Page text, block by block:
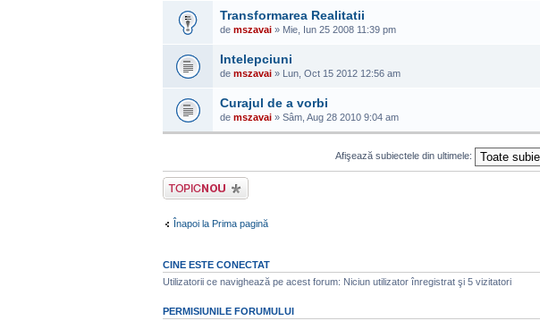
Transformarea Realitatii
de mszavai » Mie, Iun 25 2008 11:39 pm
Intelepciuni
de mszavai » Lun, Oct 15 2012 12:56 am
Curajul de a vorbi
de mszavai » Sâm, Aug 28 2010 9:04 am
Afişează subiectele din ultimele:
Scrie un subiect
nou
Înapoi la Prima pagină
CINE ESTE CONECTAT
Utilizatorii ce navighează pe acest forum: Niciun utilizator înregistrat şi 5 vizitatori
PERMISIUNILE FORUMULUI